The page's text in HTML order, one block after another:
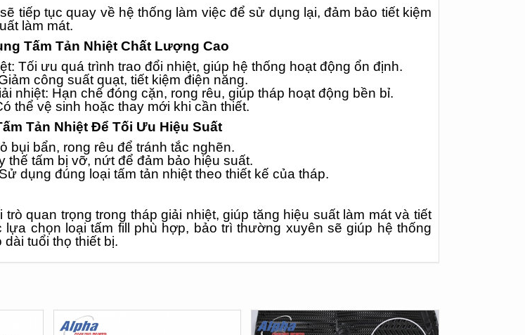
tiếp tục quay về hệ thống làm việc để sử dụng lại, đảm bảo tiết kiệm
làm mát.
Tấm Tản Nhiệt Chất Lượng Cao
Tối ưu quá trình trao đổi nhiệt, giúp hệ thống hoạt động ổn định.
công suất quạt, tiết kiệm điện năng.
nhiệt: Hạn chế đóng cặn, rong rêu, giúp tháp hoạt động bền bỉ.
thể vệ sinh hoặc thay mới khi cần thiết.
Tản Nhiệt Để Tối Ưu Hiệu Suất
bụi bẩn, rong rêu để tránh tắc nghẽn.
thế tấm bị vỡ, nứt để đảm bảo hiệu suất.
dụng đúng loại tấm tản nhiệt theo thiết kế của tháp.
trò quan trọng trong tháp giải nhiệt, giúp tăng hiệu suất làm mát và tiết
lựa chọn loại tấm fill phù hợp, bảo trì thường xuyên sẽ giúp hệ thống
tuổi thọ thiết bị.